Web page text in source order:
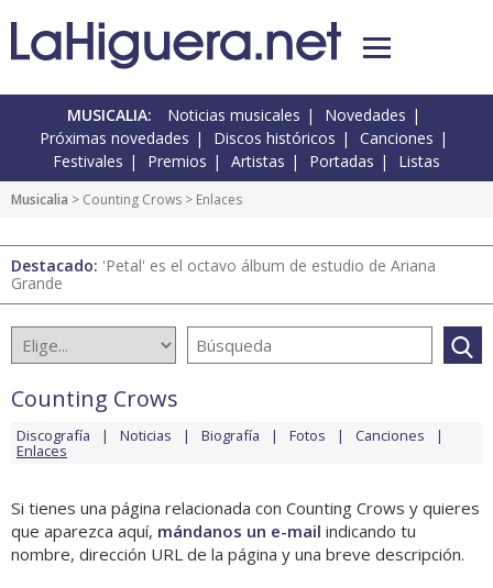
MUSICALIA: Noticias musicales
Novedades
Próximas novedades
Discos históricos
Canciones
Festivales
Premios Artistas Portadas Listas
Musicalia > Counting Crows > Enlaces
Destacado: 'Petal' es el octavo álbum de estudio de Ariana
Grande
Counting Crows
Discografía Noticias Biografía Fotos Canciones
Enlaces
Si tienes una página relacionada con Counting Crows y quieres
que aparezca aquí, mándanos un e-mail indicando tu
nombre, dirección URL de la página y una breve descripción.